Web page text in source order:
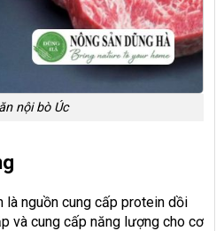
nội bò Úc
là nguồn cung cấp protein dồi
và cung cấp năng lượng cho cơ